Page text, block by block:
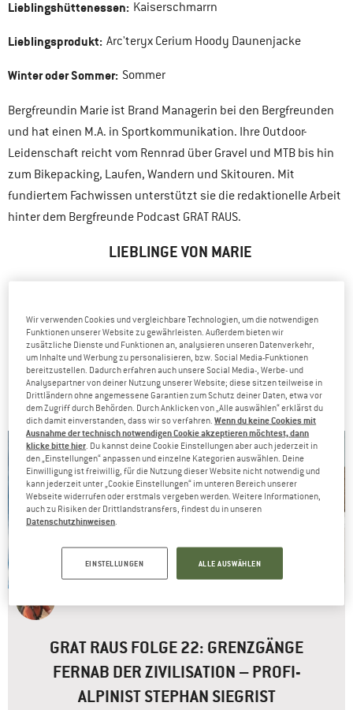
Lieblingshüttenessen: Kaiserschmarrn
Lieblingsprodukt: Arc'teryx Cerium Hoody Daunenjacke
Winter oder Sommer: Sommer
Bergfreundin Marie ist Brand Managerin bei den Bergfreunden
und hat einen M.A. in Sportkommunikation. Ihre Outdoor-
Leidenschaft reicht vom Rennrad über Gravel und MTB bis hin
zum Bikepacking, Laufen, Wandern und Skitouren. Mit
fundiertem Fachwissen unterstützt sie die redaktionelle Arbeit
hinter dem Bergfreunde Podcast GRAT RAUS.
LIEBLINGE VON MARIE
ARTIKEL VON MARIE
Podcast
GRAT RAUS FOLGE 22: GRENZGÄNGE
FERNAB DER ZIVILISATION – PROFI-
ALPINIST STEPHAN SIEGRIST
Wir verwenden Cookies und vergleichbare Technologien, um die notwendigen
Funktionen unserer Website zu gewährleisten. Außerdem bieten wir
zusätzliche Dienste und Funktionen an, analysieren unseren Datenverkehr,
um Inhalte und Werbung zu personalisieren, bzw. Social Media-Funktionen
bereitzustellen. Dadurch erfahren auch unsere Social Media-, Werbe- und
Analysepartner von deiner Nutzung unserer Website; diese sitzen teilweise in
Drittländern ohne angemessene Garantien zum Schutz deiner Daten, etwa vor
dem Zugriff durch Behörden. Durch Anklicken von „Alle auswählen“ erklärst du
dich damit einverstanden, dass wir so verfahren.Wenn du keine Cookies mit
Ausnahme der technisch notwendigen Cookie akzeptieren möchtest, dann
klicke bitte hier . Du kannst deine Cookie Einstellungen aber auch jederzeit in
den „Einstellungen“ anpassen und einzelne Kategorien auswählen. Deine
Einwilligung ist freiwillig, für die Nutzung dieser Website nicht notwendig und
kann jederzeit unter „Cookie Einstellungen“ im unteren Bereich unserer
Webseite widerrufen oder erstmals vergeben werden. Weitere Informationen,
auch zu Risiken der Drittlandstransfers, findest du in unseren
Datenschutzhinweisen
EINSTELLUNGEN ALLE AUSWÄHLEN